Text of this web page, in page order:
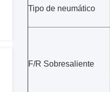
Tipo de neumático
F/R Sobresaliente